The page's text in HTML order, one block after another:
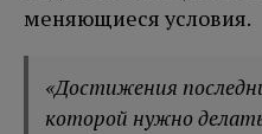
меняющиеся условия.
«Достижения
которой нужно